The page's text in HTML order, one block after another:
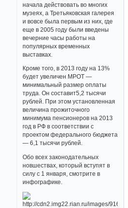
начала действовать во многих
музеях, а Третьяковская галерея
и вовсе была первым из них, где
еще в 2005 году были введены
вечерние часы работы на
популярных временных
выставках.
Кроме того, в 2013 году на 13%
будет увеличен МРОТ —
минимальный размер оплаты
труда. Он составит5,2 тысячи
рублей. При этом установленная
величина прожиточного
минимума пенсионеров на 2013
год в РФ в соответствии с
проектом федерального бюджета
— 6,1 тысячи рублей.
Обо всех законодательных
новшествах, который вступят в
силу с 1 января, смотрите в
инфографике.